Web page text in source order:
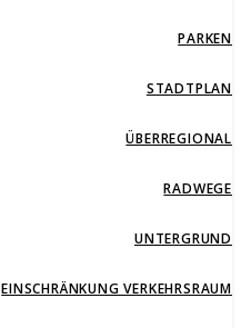
PARKEN
STADTPLAN
ÜBERREGIONAL
RADWEGE
UNTERGRUND
EINSCHRÄNKUNG VERKEHRSRAUM